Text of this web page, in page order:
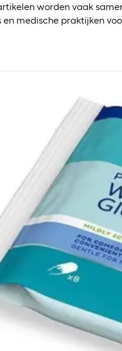
worden vaak
en medische praktijken